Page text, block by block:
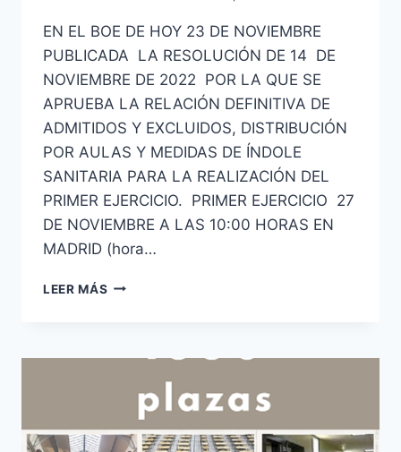
EN EL BOE DE HOY 23 DE NOVIEMBRE
PUBLICADA LA RESOLUCIÓN DE 14 DE
NOVIEMBRE DE 2022 POR LA QUE SE
APRUEBA LA RELACIÓN DEFINITIVA DE
ADMITIDOS Y EXCLUIDOS, DISTRIBUCIÓN
POR AULAS Y MEDIDAS DE ÍNDOLE
SANITARIA PARA LA REALIZACIÓN DEL
PRIMER EJERCICIO. PRIMER EJERCICIO 27
DE NOVIEMBRE A LAS 10:00 HORAS EN
MADRID (hora…
LEER MÁS AYUDANTES
LISTAS
DEFINITIVAS
ADMITIDOS
Y